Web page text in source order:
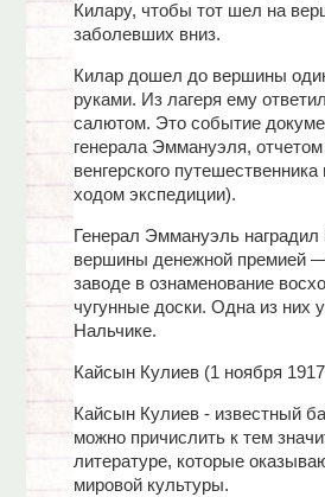
Килару, чтобы тот шел на
заболевших вниз.
Килар дошел до вершины
руками. Из лагеря ему
салютом. Это событие
генерала Эммануэля,
венгерского
ходом экспедиции).
Генерал Эммануэль
вершины денежной премией
заводе в ознаменование
чугунные доски. Одна из них
Нальчике.
Кайсын Кулиев (1 ноября
Кайсын Кулиев - известный
можно причислить к тем
литературе, которые
мировой культуры.